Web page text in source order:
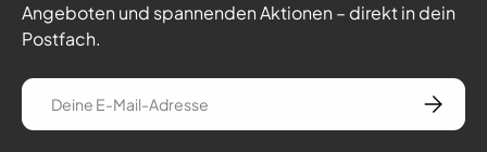
Angeboten und spannenden Aktionen – direkt in dein
Postfach.
E-Mail